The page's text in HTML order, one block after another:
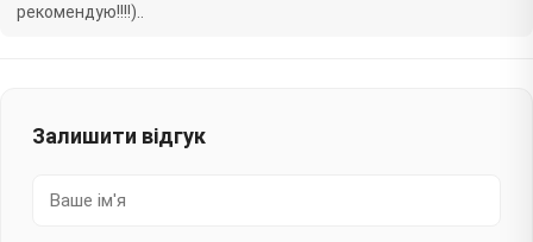
рекомендую!!!!)..
Залишити відгук